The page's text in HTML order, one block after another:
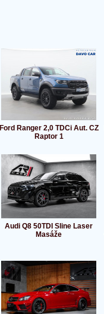
Ford Ranger 2,0 TDCi Aut. CZ
Raptor 1
Audi Q8 50TDI Sline Laser
Masáže